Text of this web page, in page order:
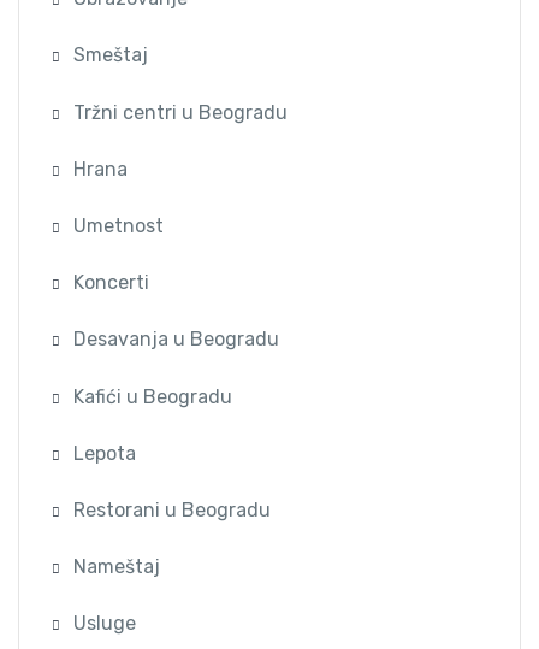
Smeštaj
Tržni centri u Beogradu
Hrana
Umetnost
Koncerti
Desavanja u Beogradu
Kafići u Beogradu
Lepota
Restorani u Beogradu
Nameštaj
Usluge